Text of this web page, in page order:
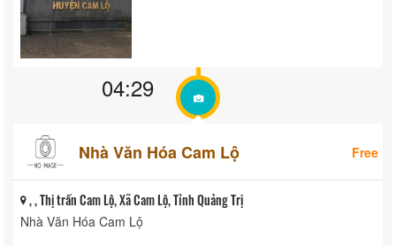
04:29
Nhà Văn Hóa Cam Lộ Free
, , Thị trấn Cam Lộ, Xã Cam Lộ, Tỉnh Quảng Trị
Nhà Văn Hóa Cam Lộ